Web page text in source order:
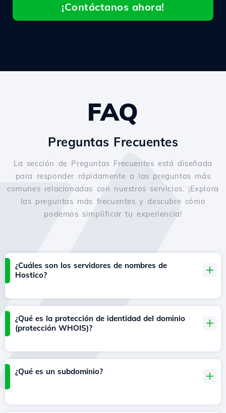
¡Contáctanos ahora!
FAQ
Preguntas Frecuentes
La sección de Preguntas Frecuentes está diseñada
para responder rápidamente a las preguntas más
comunes relacionadas con nuestros servicios. ¡Explora
las preguntas más frecuentes y descubre cómo
podemos simplificar tu experiencia!
¿Cuáles son los servidores de nombres de
Hostico?
¿Qué es la protección de identidad del dominio
(protección WHOIS)?
¿Qué es un subdominio?